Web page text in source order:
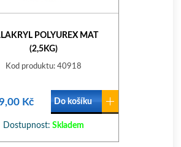
POLYUREX MAT
(2,5KG)
Kod produktu: 40918
Kč Do košíku
Dostupnost: Skladem